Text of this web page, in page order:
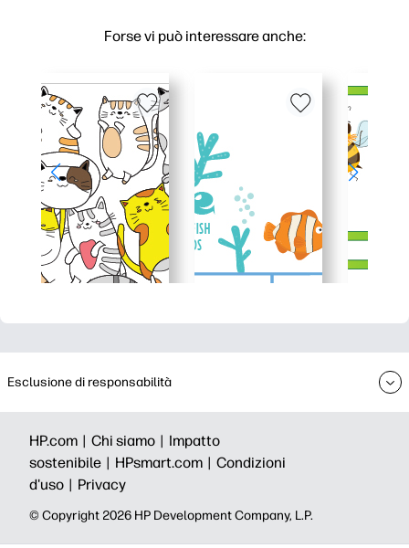
Forse vi può interessare anche:
Esclusione di responsabilità
HP.com | Chi siamo | Impatto
sostenibile | HPsmart.com | Condizioni
d'uso | Privacy
© Copyright 2026 HP Development Company, L.P.